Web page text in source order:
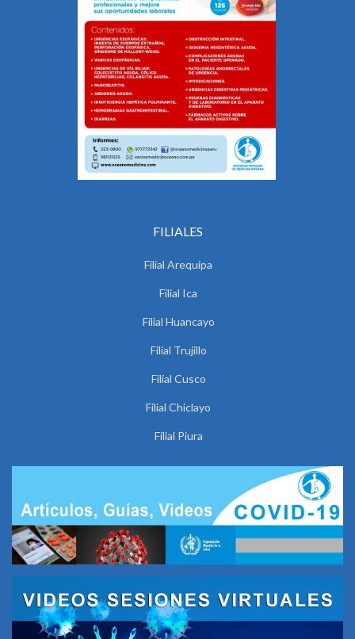
FILIALES
Filial Arequipa
Filial Ica
Filial Huancayo
Filial Trujillo
Filial Cusco
Filial Chiclayo
Filial Piura